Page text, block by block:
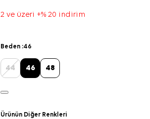
2 ve üzeri +% 20 indirim
Beden :46
44 46 48
Ürünün Diğer Renkleri